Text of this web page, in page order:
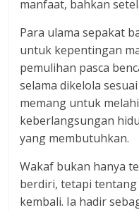
manfaat, bahkan
Para ulama sepakat
untuk kepentingan
pemulihan pasca
selama dikelola
memang untuk
keberlangsungan
yang membutuhkan.
Wakaf bukan hanya
berdiri, tetapi
kembali. Ia hadir